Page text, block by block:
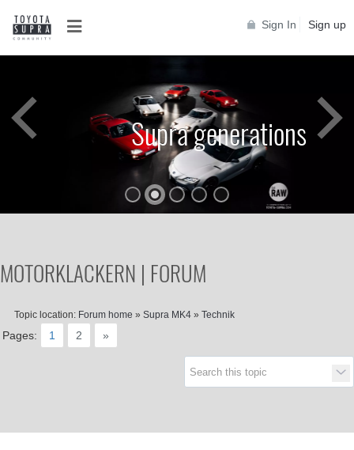
Sign In Sign up
Supra generations
MOTORKLACKERN | FORUM
Topic location: Forum home » Supra MK4 » Technik
Pages: 1 2 »